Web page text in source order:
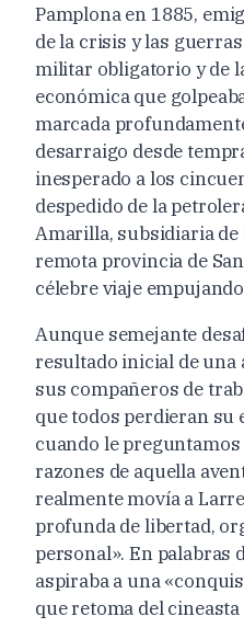
Pamplona en 1885,
de la crisis y las
militar obligatorio y de
económica que
marcada
desarraigo desde
inesperado a los
despedido de la
Amarilla, subsidiaria de
remota provincia de
célebre viaje
Aunque semejante
resultado inicial de
sus compañeros de
que todos perdieran su
cuando le
razones de aquella
realmente movía a
profunda de libertad,
personal». En palabras
aspiraba a una
que retoma del